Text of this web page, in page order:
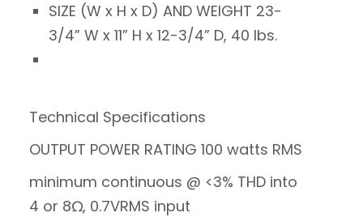
SIZE (W x H x D) AND WEIGHT 23-
3/4” W x 11” H x 12-3/4” D, 40 lbs.
Technical Specifications
OUTPUT POWER RATING 100 watts RMS
minimum continuous @ <3% THD into
4 or 8Ω, 0.7VRMS input